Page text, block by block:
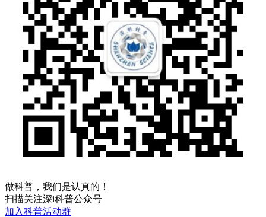
做科普，我们是认真的！
扫描关注深i科普公众号
加入科普活动群